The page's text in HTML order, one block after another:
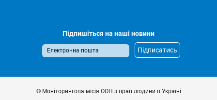
Підпишіться на наші новини
© Моніторингова місія ООН з прав людини в Україні